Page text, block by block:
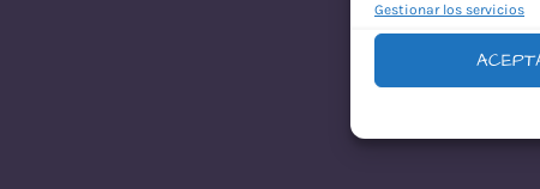
Gestionar los servicios